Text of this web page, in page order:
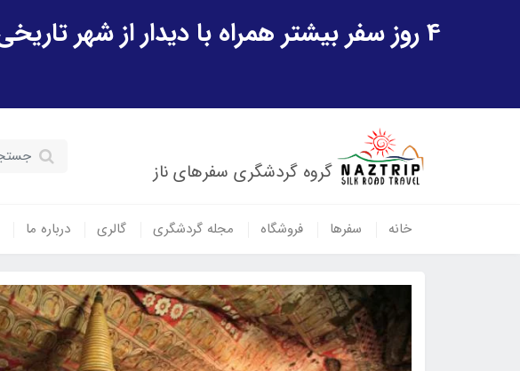
4 روز سفر بیشتر همراه با دیدار از شهر تاریخی خیوه و یک پرواز داخلی ازبکستان هدیه ویژه سفر شهریورماه
گروه گردشگری سفرهای ناز
خانه سفرها فروشگاه مجله گردشگری گالری درباره ما